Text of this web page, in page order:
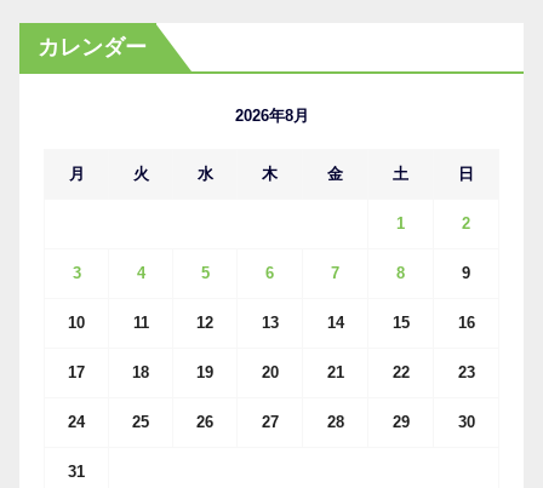
カ
イ
カレンダー
2026年8月
月 火 水 木 金 土 日
1 2
3 4 5 6 7 8 9
10 11 12 13 14 15 16
17 18 19 20 21 22 23
24 25 26 27 28 29 30
31